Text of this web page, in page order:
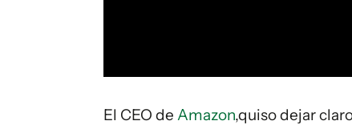
El CEO de Amazon,quiso dejar